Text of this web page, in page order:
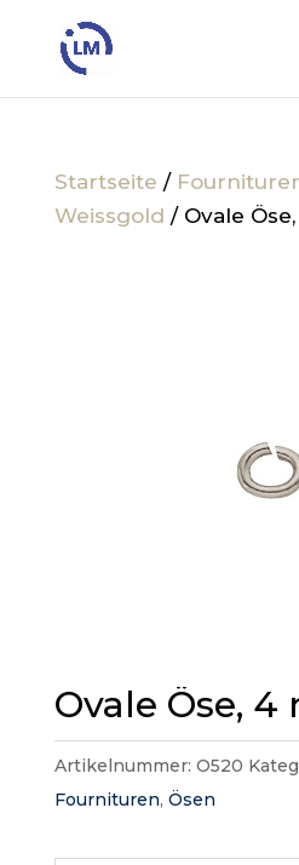
Startseite /
Weissgold / Ovale
Ovale Öse, 4
Artikelnummer: O520
Fournituren, Ösen